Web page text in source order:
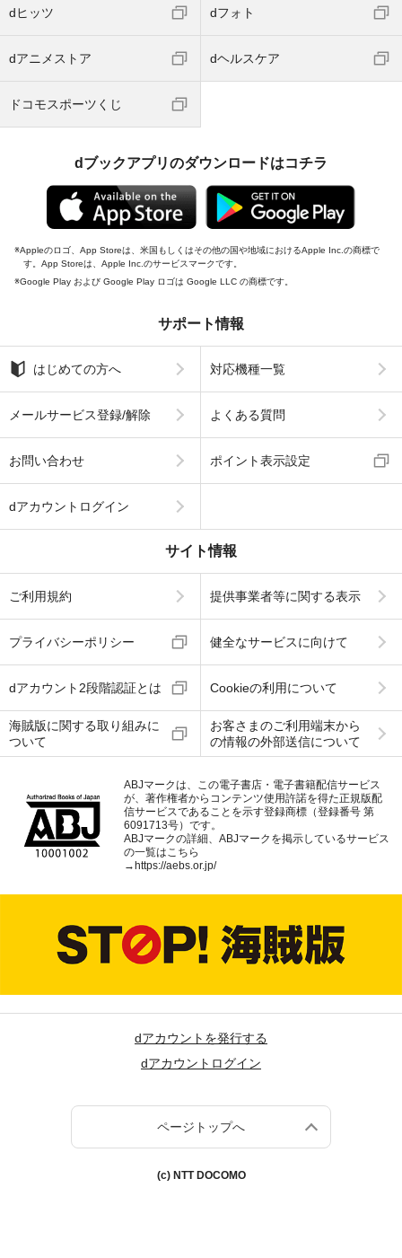
dヒッツ dフォト
dアニメストア dヘルスケア
ドコモスポーツくじ
dブックアプリのダウンロードはコチラ
Appleのロゴ、App Storeは、米国もしくはその他の国や地域におけるApple Inc.の商標で
す。App Storeは、Apple Inc.のサービスマークです。
Google Play および Google Play ロゴは Google LLC の商標です。
サポート情報
はじめての方へ 対応機種一覧
メールサービス登録/解除 よくある質問
お問い合わせ ポイント表示設定
dアカウントログイン
サイト情報
ご利用規約 提供事業者等に関する表示
プライバシーポリシー 健全なサービスに向けて
dアカウント2段階認証とは Cookieの利用について
海賊版に関する取り組みに
ついて
お客さまのご利用端末から
の情報の外部送信について
ABJマークは、この電子書店・電子書籍配信サービス
が、著作権者からコンテンツ使用許諾を得た正規版配
信サービスであることを示す登録商標（登録番号 第
6091713号）です。
ABJマークの詳細、ABJマークを掲示しているサービス
の一覧はこちら
→ https://aebs.or.jp/
dアカウントを発行する
dアカウントログイン
ページトップへ
(c) NTT DOCOMO